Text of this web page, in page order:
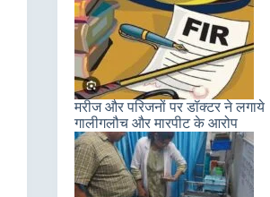
मरीज और परिजनों पर डॉक्टर ने लगाये
गालीगलौच और मारपीट के आरोप